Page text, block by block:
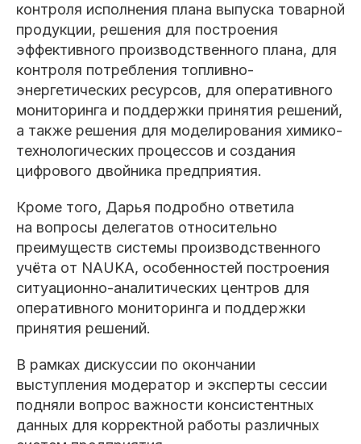
контроля исполнения плана выпуска товарной
продукции, решения для построения
эффективного производственного плана, для
контроля потребления топливно-
энергетических ресурсов, для оперативного
мониторинга и поддержки принятия решений,
а также решения для моделирования химико-
технологических процессов и создания
цифрового двойника предприятия.
Кроме того, Дарья подробно ответила
на вопросы делегатов относительно
преимуществ системы производственного
учёта от NAUKA, особенностей построения
ситуационно-аналитических центров для
оперативного мониторинга и поддержки
принятия решений.
В рамках дискуссии по окончании
выступления модератор и эксперты сессии
подняли вопрос важности консистентных
данных для корректной работы различных